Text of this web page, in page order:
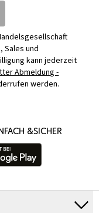
Sales und
kann jederzeit
Abmeldung -
werden.
&SICHER